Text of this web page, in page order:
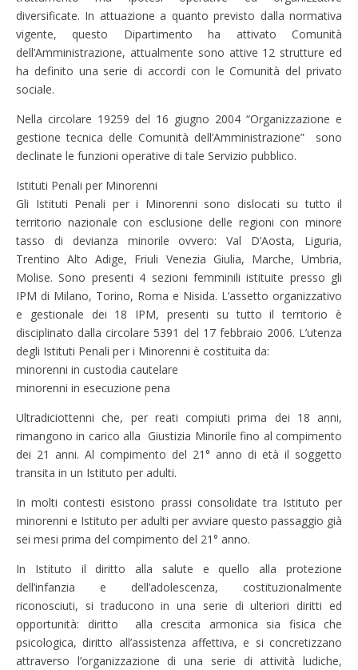
diversificate. In attuazione a quanto previsto dalla normativa
vigente, questo Dipartimento ha attivato Comunità
dell’Amministrazione, attualmente sono attive 12 strutture ed
ha definito una serie di accordi con le Comunità del privato
sociale.
Nella circolare 19259 del 16 giugno 2004 “Organizzazione e
gestione tecnica delle Comunità dell’Amministrazione” sono
declinate le funzioni operative di tale Servizio pubblico.
Istituti Penali per Minorenni
Gli Istituti Penali per i Minorenni sono dislocati su tutto il
territorio nazionale con esclusione delle regioni con minore
tasso di devianza minorile ovvero: Val D’Aosta, Liguria,
Trentino Alto Adige, Friuli Venezia Giulia, Marche, Umbria,
Molise. Sono presenti 4 sezioni femminili istituite presso gli
IPM di Milano, Torino, Roma e Nisida. L’assetto organizzativo
e gestionale dei 18 IPM, presenti su tutto il territorio è
disciplinato dalla circolare 5391 del 17 febbraio 2006. L’utenza
degli Istituti Penali per i Minorenni è costituita da:
minorenni in custodia cautelare
minorenni in esecuzione pena
Ultradiciottenni che, per reati compiuti prima dei 18 anni,
rimangono in carico alla Giustizia Minorile fino al compimento
dei 21 anni. Al compimento del 21° anno di età il soggetto
transita in un Istituto per adulti.
In molti contesti esistono prassi consolidate tra Istituto per
minorenni e Istituto per adulti per avviare questo passaggio già
sei mesi prima del compimento del 21° anno.
In Istituto il diritto alla salute e quello alla protezione
dell’infanzia e dell’adolescenza, costituzionalmente
riconosciuti, si traducono in una serie di ulteriori diritti ed
opportunità: diritto alla crescita armonica sia fisica che
psicologica, diritto all’assistenza affettiva, e si concretizzano
attraverso l’organizzazione di una serie di attività ludiche,